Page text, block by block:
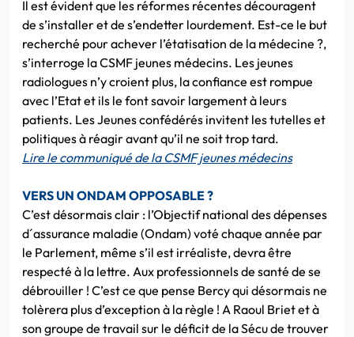
Il est évident que les réformes récentes découragent
de s’installer et de s’endetter lourdement. Est-ce le but
recherché pour achever l’étatisation de la médecine ?,
s’interroge la CSMF jeunes médecins. Les jeunes
radiologues n’y croient plus, la confiance est rompue
avec l’Etat et ils le font savoir largement à leurs
patients. Les Jeunes confédérés invitent les tutelles et
politiques à réagir avant qu’il ne soit trop tard.
Lire le communiqué de la CSMF jeunes médecins
VERS UN ONDAM OPPOSABLE ?
C’est désormais clair : l’Objectif national des dépenses
d´assurance maladie (Ondam) voté chaque année par
le Parlement, même s’il est irréaliste, devra être
respecté à la lettre. Aux professionnels de santé de se
débrouiller ! C’est ce que pense Bercy qui désormais ne
tolèrera plus d’exception à la règle ! A Raoul Briet et à
son groupe de travail sur le déficit de la Sécu de trouver